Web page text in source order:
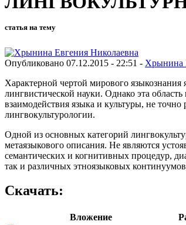
статья на тему
Опубликовано 07.12.2015 - 22:51 - Хрынина
Характерной чертой мирового
лингвистической науки. Однако эта
взаимодействия языка и культуры, не
лингвокультурологии.
Одной из основных категорий
метаязыкового описания. Не являются
семантических и когнитивных процедур,
так и различных этноязыковых
Скачать:
Вложение